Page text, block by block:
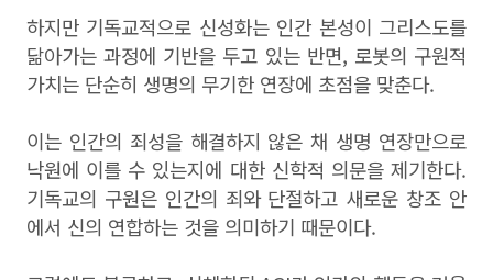
하지만 기독교적으로 신성화는 인간 본성이 그리스도를
닮아가는 과정에 기반을 두고 있는 반면, 로봇의 구원적
가치는 단순히 생명의 무기한 연장에 초점을 맞춘다.
이는 인간의 죄성을 해결하지 않은 채 생명 연장만으로
낙원에 이를 수 있는지에 대한 신학적 의문을 제기한다.
기독교의 구원은 인간의 죄와 단절하고 새로운 창조 안
에서 신의 연합하는 것을 의미하기 때문이다.